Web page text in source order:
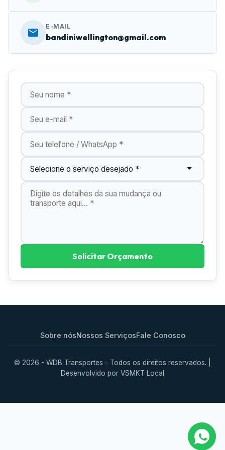
E-MAIL
bandiniwellington@gmail.com
Nome
E-mail
Telefone
Tipo de Serviço
Digite os detalhes do seu orçamento aqui...
Solicitar Orçamento
Sobre nósNossos ServiçosFale Conosco
© 2026 - WDB Transportes - Todos os direitos reservados. |
Desenvolvido por VSMKT Local